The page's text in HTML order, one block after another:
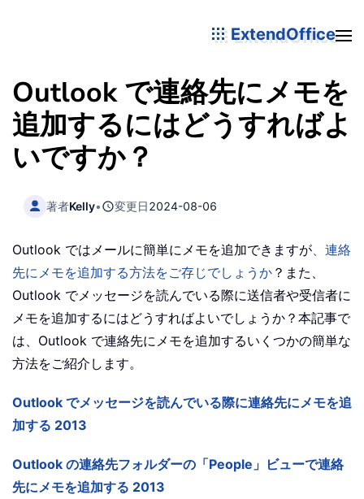
ExtendOffice
Outlook で連絡先にメモを
追加するにはどうすればよ
いですか？
著者Kelly• 変更日2024-08-06
Outlook ではメールに簡単にメモを追加できますが、連絡
先にメモを追加する方法をご存じでしょうか ？また、
Outlook でメッセージを読んでいる際に送信者や受信者に
メモを追加するにはどうすればよいでしょうか？本記事で
は、Outlook で連絡先にメモを追加するいくつかの簡単な
方法をご紹介します。
Outlook でメッセージを読んでいる際に連絡先にメモを追
加する 2013
Outlook の連絡先フォルダーの「People」ビューで連絡
先にメモを追加する 2013